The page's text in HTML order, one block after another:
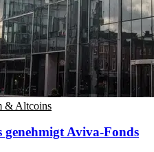
& Altcoins
Aviva-Fonds